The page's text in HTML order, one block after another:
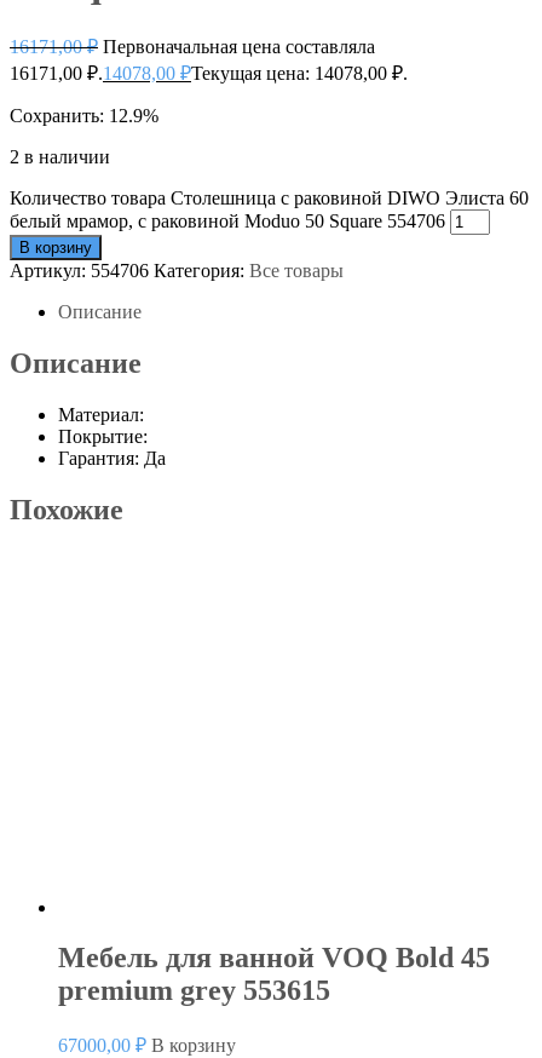
16171,00₽ Первоначальная цена составляла
16171,00 ₽.14078,00 ₽Текущая цена: 14078,00 ₽.
Сохранить: 12.9%
2 в наличии
Количество товара Столешница с раковиной DIWO Элиста 60
белый мрамор, с раковиной Moduo 50 Square 554706
В корзину
Артикул: 554706 Категория: Все товары
Описание
Описание
Материал:
Покрытие:
Гарантия: Да
Похожие
Мебель для ванной VOQ Bold 45
premium grey 553615
67000,00 ₽ В корзину